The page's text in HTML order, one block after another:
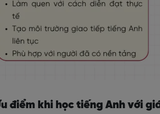
điểm khi học tiếng Anh với